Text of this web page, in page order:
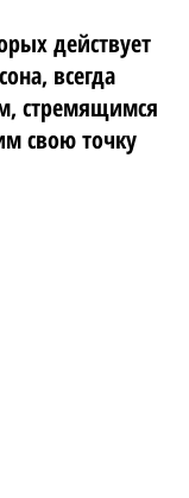
действует
всегда
стремящимся
свою точку